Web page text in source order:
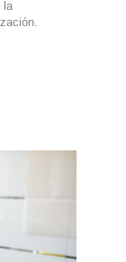
la